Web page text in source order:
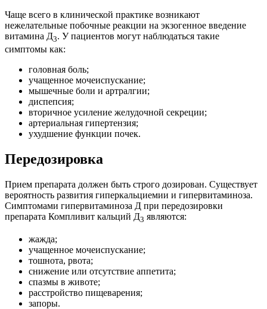
Чаще всего в клинической практике возникают
нежелательные побочные реакции на экзогенное введение
витамина Д3. У пациентов могут наблюдаться такие
симптомы как:
головная боль;
учащенное мочеиспускание;
мышечные боли и артралгии;
диспепсия;
вторичное усиление желудочной секреции;
артериальная гипертензия;
ухудшение функции почек.
Передозировка
Прием препарата должен быть строго дозирован. Существует
вероятность развития гиперкальциемии и гипервитаминоза.
Симптомами гипервитаминоза Д при передозировки
препарата Компливит кальций Д3 являются:
жажда;
учащенное мочеиспускание;
тошнота, рвота;
снижение или отсутствие аппетита;
спазмы в животе;
расстройство пищеварения;
запоры.